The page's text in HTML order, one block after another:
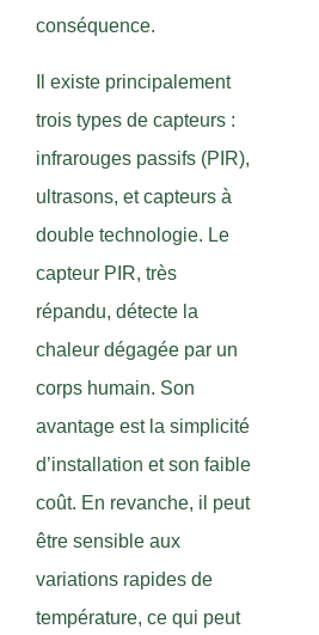
conséquence.
Il existe principalement
trois types de capteurs :
infrarouges passifs (PIR),
ultrasons, et capteurs à
double technologie. Le
capteur PIR, très
répandu, détecte la
chaleur dégagée par un
corps humain. Son
avantage est la simplicité
d’installation et son faible
coût. En revanche, il peut
être sensible aux
variations rapides de
température, ce qui peut